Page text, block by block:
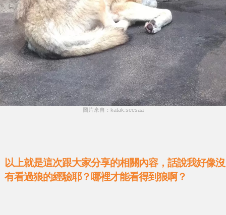
圖片來自：katak.seesaa
以上就是這次跟大家分享的相關內容，話說我好像沒
有看過狼的經驗耶？哪裡才能看得到狼啊？